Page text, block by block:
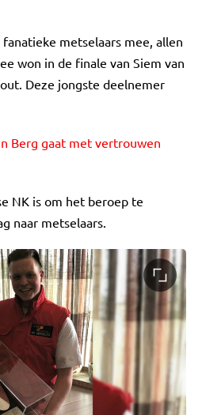
metselaars mee, allen
won in de finale van Siem van
Deze jongste deelnemer
Berg gaat met vertrouwen
NK is om het beroep te
naar metselaars.